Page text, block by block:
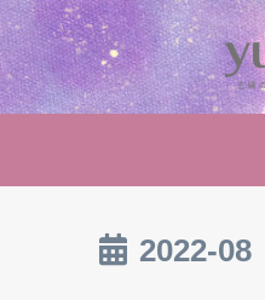
2022-08